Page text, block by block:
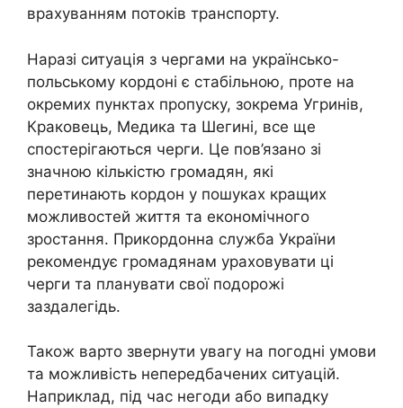
врахуванням потоків транспорту.
Наразі ситуація з чергами на українсько-
польському кордоні є стабільною, проте на
окремих пунктах пропуску, зокрема Угринів,
Краковець, Медика та Шегині, все ще
спостерігаються черги. Це пов’язано зі
значною кількістю громадян, які
перетинають кордон у пошуках кращих
можливостей життя та економічного
зростання. Прикордонна служба України
рекомендує громадянам ураховувати ці
черги та планувати свої подорожі
заздалегідь.
Також варто звернути увагу на погодні умови
та можливість непередбачених ситуацій.
Наприклад, під час негоди або випадку